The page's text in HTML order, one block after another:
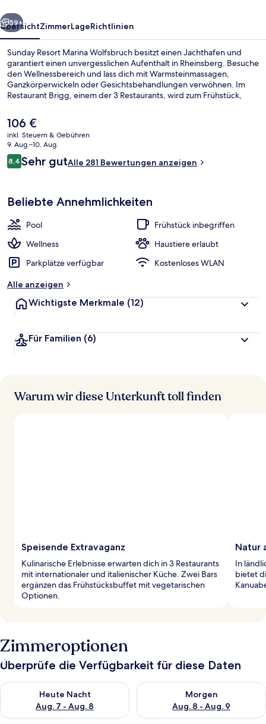
Weiter
59+
ÜbersichtZimmerLageRichtlinien
Sunday Resort Marina Wolfsbruch besitzt einen Jachthafen und
garantiert einen unvergesslichen Aufenthalt in Rheinsberg. Besuche
den Wellnessbereich und lass dich mit Warmsteinmassagen,
Ganzkörperwickeln oder Gesichtsbehandlungen verwöhnen. Im
Restaurant Brigg, einem der 3 Restaurants, wird zum Frühstück,
weiteren Highlights gehören ein Innenpool, ein Außenpool und
eine Bar/Lounge.
Der
aktuelle
Preis
beträgt
106 €.
106 €
inkl. Steuern & Gebühren
9. Aug.–10. Aug.
Bewertungen
8,48,4 von 10.
Sehr gutAlle 281 Bewertungen anzeigen
Beliebte Annehmlichkeiten
Pool
Frühstück inbegriffen
Wellness
Haustiere erlaubt
Parkplätze verfügbar
Kostenloses WLAN
Alle anzeigen
Wichtigste Merkmale (12)
Für Familien (6)
Warum wir diese Unterkunft toll finden
Speisende Extravaganz
Kulinarische Erlebnisse erwarten dich in 3 Restaurants
mit internationaler und italienischer Küche. Zwei Bars
ergänzen das Frühstücksbuffet mit vegetarischen
Optionen.
Natur
In
bietet
Zimmeroptionen
Überprüfe die Verfügbarkeit für diese Daten
Heute Nacht
Aug. 7 - Aug. 8
Überprüfe die Verfügbarkeit für heute Nacht, Aug. 7 - Aug. 8.
Morgen
Aug. 8 - Aug. 9
Überprüfe die Verfügbarkeit